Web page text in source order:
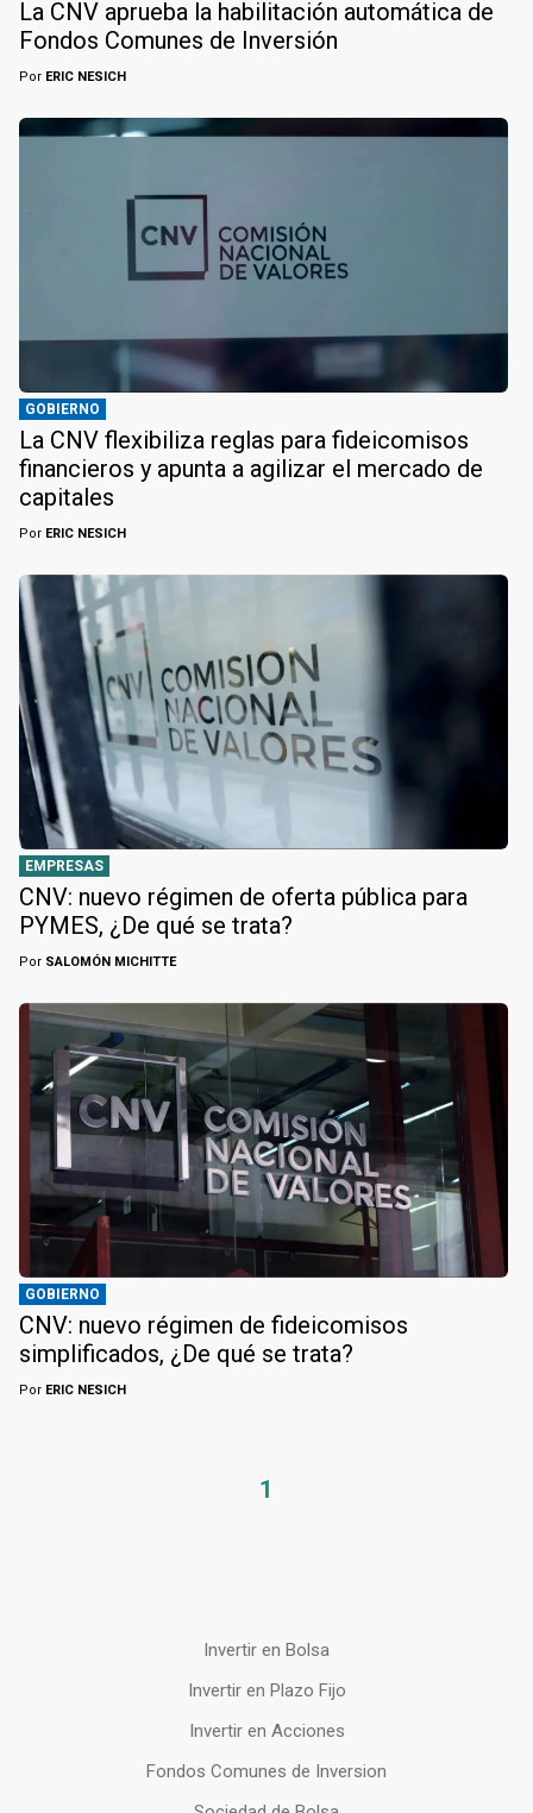
La CNV aprueba la habilitación automática de
Fondos Comunes de Inversión
Por ERIC NESICH
GOBIERNO
La CNV flexibiliza reglas para fideicomisos
financieros y apunta a agilizar el mercado de
capitales
Por ERIC NESICH
EMPRESAS
CNV: nuevo régimen de oferta pública para
PYMES, ¿De qué se trata?
Por SALOMÓN MICHITTE
GOBIERNO
CNV: nuevo régimen de fideicomisos
simplificados, ¿De qué se trata?
Por ERIC NESICH
1
Invertir en Bolsa
Invertir en Plazo Fijo
Invertir en Acciones
Fondos Comunes de Inversion